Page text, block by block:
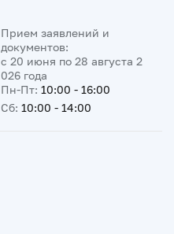
Прием заявлений и
документов:
с 20 июня по 28 августа 2
026 года
Пн-Пт: 10:00 - 16:00
Сб: 10:00 - 14:00